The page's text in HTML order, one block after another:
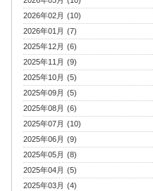
2026年02月 (10)
2026年01月 (7)
2025年12月 (6)
2025年11月 (9)
2025年10月 (5)
2025年09月 (5)
2025年08月 (6)
2025年07月 (10)
2025年06月 (9)
2025年05月 (8)
2025年04月 (5)
2025年03月 (4)